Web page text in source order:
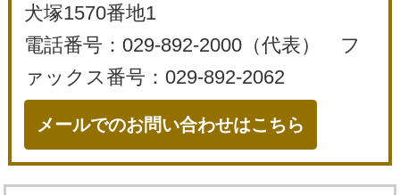
犬塚1570番地1
電話番号：029-892-2000（代表） フ
ァックス番号：029-892-2062
メールでのお問い合わせはこちら